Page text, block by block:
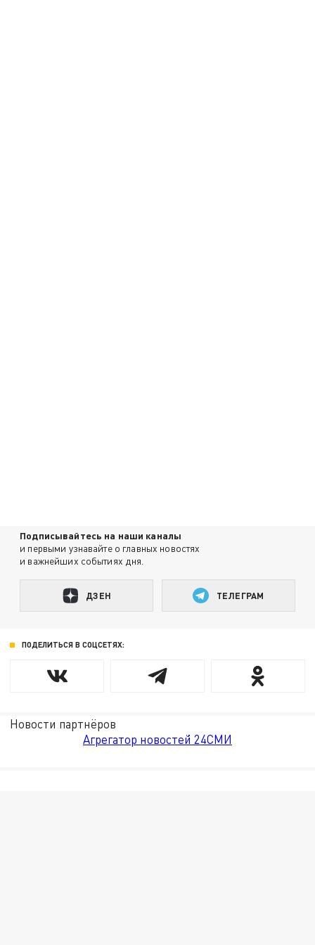
Подписывайтесь на наши каналы
и первыми узнавайте о главных новостях
и важнейших событиях дня.
ДЗЕН ТЕЛЕГРАМ
ПОДЕЛИТЬСЯ В СОЦСЕТЯХ:
Новости партнёров
Агрегатор новостей 24СМИ